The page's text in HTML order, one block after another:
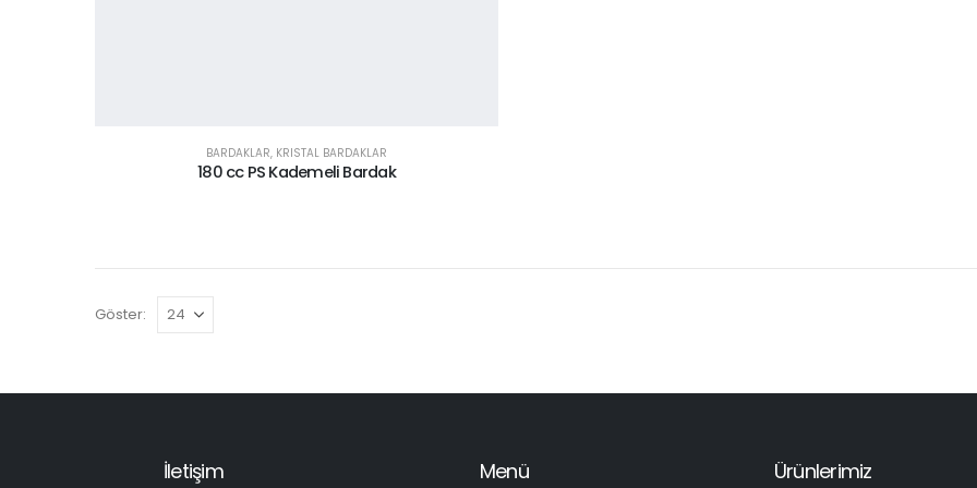
BARDAKLAR, KRISTAL BARDAKLAR
180 cc PS Kademeli Bardak
Göster:
İletişim Menü Ürünlerimiz